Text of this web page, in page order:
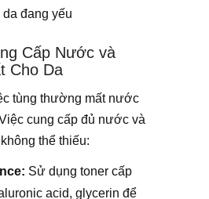
đang yếu
Cấp Nước và
Cho Da
tùng thường mất nước
cung cấp đủ nước và
thể thiếu:
Sử dụng toner cấp
acid, glycerin để